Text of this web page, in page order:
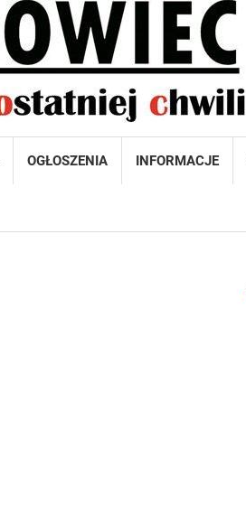
OGŁOSZENIA INFORMACJE